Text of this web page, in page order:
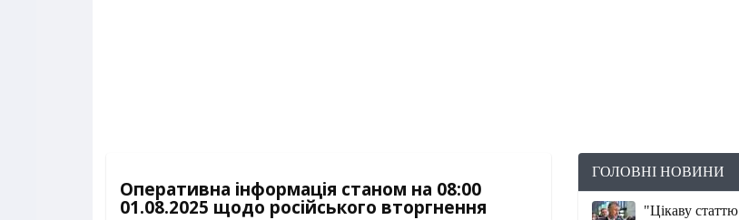
Оперативна інформація станом на 08:00
01.08.2025 щодо російського вторгнення
ГОЛОВНІ НОВИНИ
"Цікаву статтю